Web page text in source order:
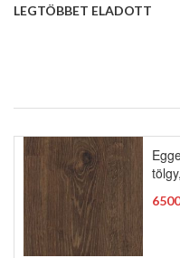
LEGTÖBBET ELADOTT